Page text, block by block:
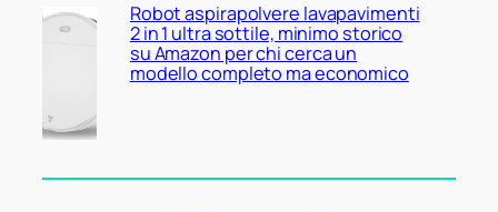
Robot aspirapolvere lavapavimenti
2 in 1 ultra sottile, minimo storico
su Amazon per chi cerca un
modello completo ma economico